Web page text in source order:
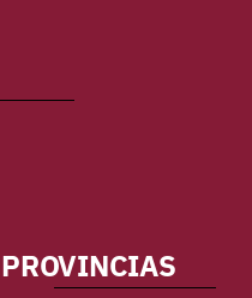
PROVINCIAS